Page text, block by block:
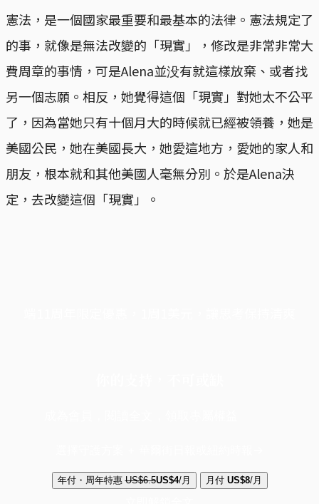
憲法，是一個國家最重要和最基本的法律。憲法規定了
的事，就像是無法改變的「現實」，修改是非常非常大
費周章的事情，可是Alena並没有就這樣放棄、或者找
另一個志願。相反，她覺得這個「現實」對她太不公平
了，因為當她只有十個月大的時候就已經被領養，她是
美國公民，她在美國長大，她愛這地方，愛她的家人和
朋友，根本就和其他美國人毫無分別。於是Alena決
定，去改變這個「現實」。
年付・周年特惠 US$6.5US$4/月 月付 US$8/月